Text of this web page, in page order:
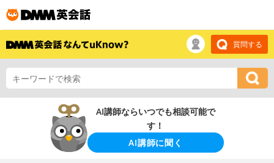
質問する
AI講師ならいつでも相談可能で
す！
AI講師に聞く